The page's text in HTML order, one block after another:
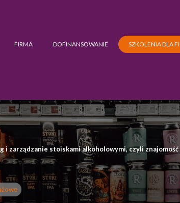
FIRMA DOFINANSOWANIE SZKOLENIA DLA
i zarządzanie stoiskami alkoholowymi, czyli